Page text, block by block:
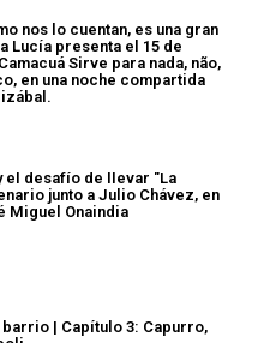
nos lo cuentan, es una gran
Lucía presenta el 15 de
Sirve para nada, não,
en una noche compartida
el desafío de llevar "La
junto a Julio Chávez, en
Miguel Onaindia
| Capítulo 3: Capurro,